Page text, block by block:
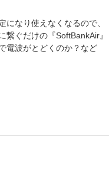
なり使えなくなるので、
ぐだけの『SoftBankAir』
電波がとどくのか？など